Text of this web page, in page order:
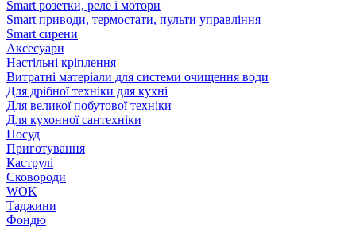
Smart розетки, реле і мотори
Smart приводи, термостати, пульти управління
Smart сирени
Аксесуари
Настільні кріплення
Витратні матеріали для системи очищення води
Для дрібної техніки для кухні
Для великої побутової техніки
Для кухонної сантехніки
Посуд
Приготування
Каструлі
Сковороди
WOK
Таджини
Фондю